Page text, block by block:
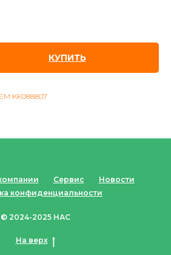
КУПИТЬ
KK088807
Сервис
Новости
конфиденциальности
© 2024-2025 НАС
На верх